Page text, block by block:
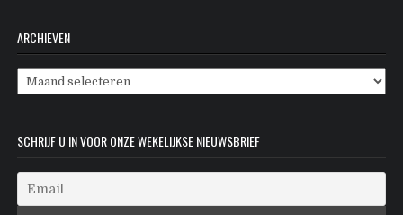
ARCHIEVEN
Archieven
SCHRIJF U IN VOOR ONZE WEKELIJKSE NIEUWSBRIEF